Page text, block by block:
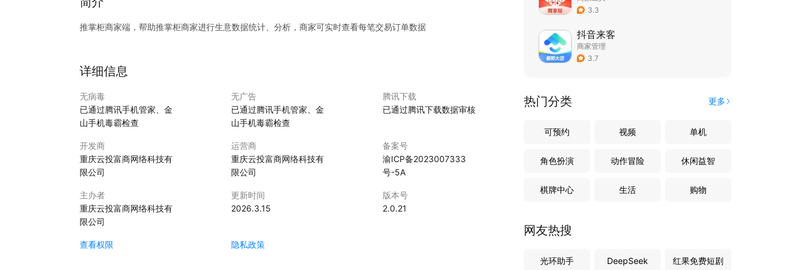
推掌柜商家端，帮助推掌柜商家进行生意数据统计、分析，商家可实时查看每笔交易订单数据
详细信息
无病毒
已通过腾讯手机管家、金
山手机毒霸检查
无广告
已通过腾讯手机管家、金
山手机毒霸检查
腾讯下载
已通过腾讯下载数据审核
开发商
重庆云投富商网络科技有
限公司
运营商
重庆云投富商网络科技有
限公司
备案号
渝ICP备2023007333
号-5A
主办者
重庆云投富商网络科技有
限公司
更新时间
2026.3.15
版本号
2.0.21
查看权限 隐私政策
3.3
抖音来客
商家管理
3.7
热门分类 更多
可预约 视频 单机
角色扮演 动作冒险 休闲益智
棋牌中心 生活 购物
网友热搜
光环助手 DeepSeek 红果免费短剧